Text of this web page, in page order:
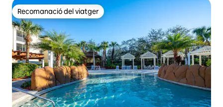
Recomanació del viatger
Recomanació del viatger